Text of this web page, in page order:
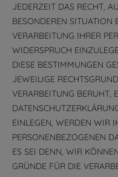
JEDERZEIT DAS RECHT,
BESONDEREN SITUATION
VERARBEITUNG IHRER
WIDERSPRUCH
DIESE BESTIMMUNGEN
JEWEILIGE
VERARBEITUNG BERUHT,
EINLEGEN, WERDEN WIR
PERSONENBEZOGENEN
ES SEI DENN, WIR
GRÜNDE FÜR DIE